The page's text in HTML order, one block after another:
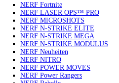
NERF Fortnite
NERF LASER OPS™ PRO
NERF MICROSHOTS
NERF N-STRIKE ELITE
NERF N-STRIKE MEGA
NERF N-STRIKE MODULUS
NERF Neuheiten
NERF NITRO
NERF POWER MOVES
NERF Power Rangers